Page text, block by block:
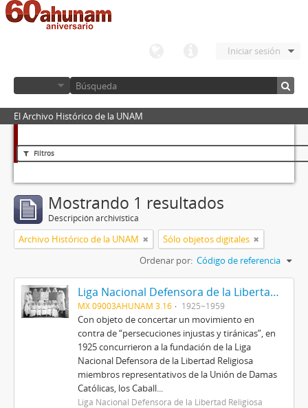
Iniciar sesión
El Archivo Histórico de la UNAM
Filtros
Mostrando 1 resultados
Descripción archivística
Archivo Histórico de la UNAM
Sólo objetos digitales
Ordenar por: Código de referencia
Liga Nacional Defensora de la Libertad Religiosa
MX 09003AHUNAM 3.16 1925~1959
Con objeto de concertar un movimiento en
contra de “persecuciones injustas y tiránicas”, en
1925 concurrieron a la fundación de la Liga
Nacional Defensora de la Libertad Religiosa
miembros representativos de la Unión de Damas
Católicas, los Caball...
Liga Nacional Defensora de la Libertad Religiosa